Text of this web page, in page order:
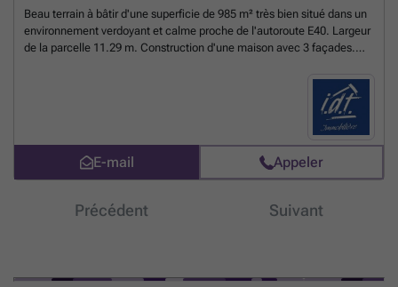
Beau terrain à bâtir d'une superficie de 985 m² très bien situé dans un
environnement verdoyant et calme proche de l'autoroute E40. Largeur
de la parcelle 11.29 m. Construction d'une maison avec 3 façades.
E-mail Appeler
Précédent Suivant